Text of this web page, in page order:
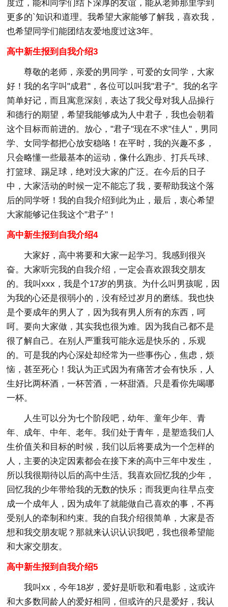
度过，能和同学们结下深厚的友谊，能从老师那里学到
更多的`知识和道理。我希望大家能够了解我，喜欢我，
也希望同学们能团结友爱地度过这3年。
高中新生报到自我介绍3
尊敬的老师，亲爱的男同学，可爱的女同学，大家
好！我的名字叫"成君"，各位可以叫我"君子"。我的名字
简单好记，而且寓意深刻，表达了我父母对我人品操行
和德行的期望，希望我能够成为人中君子，我也会朝着
这个目标而前进的。放心，"君子"现在不求"佳人"，男同
学、女同学都把心放安稳咯！在平时，我的兴趣不多，
只会略懂一些最基本的运动，像什么跑步、打兵乓球、
打篮球、踢足球，绝对没大家的广泛。在今后的日子
中，大家活动的时候一定不能忘了我，要帮助我这个落
后的同学呀！我的自我介绍到此为止，最后，衷心希望
大家能够记住我这个"君子"！
高中新生报到自我介绍4
大家好，高中将要和大家一起学习。我感到很兴
奋。大家听完我的自我介绍，一定会喜欢跟我交朋友
的。我叫xxx，我是个17岁的男孩。为什么叫男孩呢，因
为我的心还是很弱小的，没有经过岁月的磨练。我也快
是个要成年的男人了，因为我有男人所有的东西，呵
呵。要向大家做，其实我也很为难。因为我自己都不是
很了解自己。在别人严重我可能永远是快乐的，乐观
的。可是我的内心深处却经常为一些事伤心，焦虑，烦
恼，甚至死心！我认为正式因为有痛苦才会有快乐，人
生好比两杯酒，一杯苦酒，一杯甜酒。只是看你先喝哪
一杯。
人生可以分为七个阶段吧，幼年、童年少年、青
年、成年、中年、老年。我们处于青年，是塑造我们人
生价值关和目标的时候，我们以后将要成为一个怎样的
人，主要的决定因素都会在接下来的高中三年中发生，
所以我很期待以后的高中生活。我喜欢回忆我的少年，
回忆我的少年带给我的无数的快乐；而我更向往早点变
成一个成年人，因为成年了就能做自己喜欢的事，不再
受别人的牵制和约束。我的自我介绍很简单，大家是否
想和我交朋友呢？那就来认识认识我吧，我也很希望能
和大家交朋友。
高中新生报到自我介绍5
我叫xx，今年18岁，爱好是听歌和看电影，这或许
和大多数同龄人的爱好相同，但或许的只是爱好，我认